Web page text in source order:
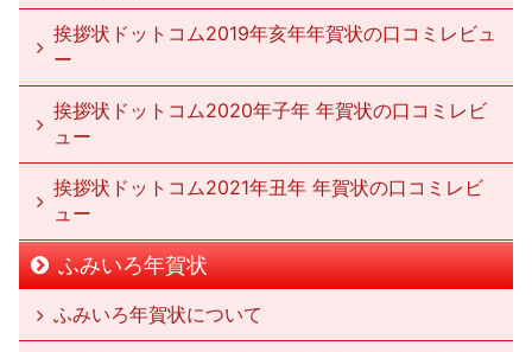
挨拶状ドットコム2019年亥年年賀状の口コミレビュ
ー
挨拶状ドットコム2020年子年 年賀状の口コミレビ
ュー
挨拶状ドットコム2021年丑年 年賀状の口コミレビ
ュー
ふみいろ年賀状
ふみいろ年賀状について